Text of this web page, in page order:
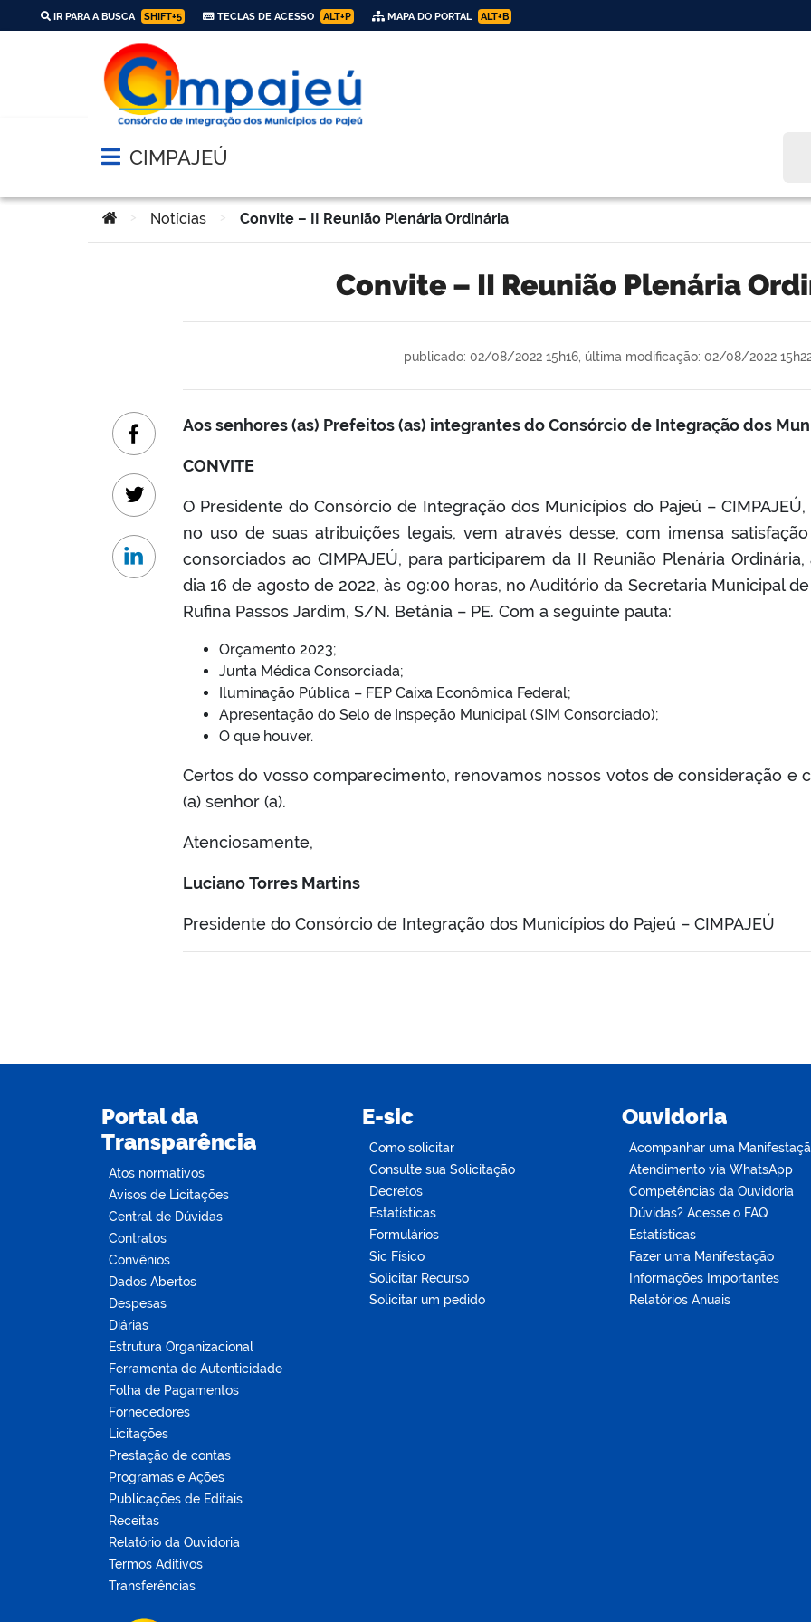
IR PARA A BUSCA SHIFT+5 TECLAS DE ACESSO ALT+P MAPA DO PORTAL ALT+B
Abrir menu principal de navegação
CIMPAJEÚ
Você está aqui:
> Notícias > Convite – II Reunião Plenária Ordinária
Convite – II Reunião Plenária
publicado: 02/08/2022 15h16, última modificação: 02/08/2022
Aos senhores (as) Prefeitos (as) integrantes do Consórcio de Integração dos
CONVITE
O Presidente do Consórcio de Integração dos Municípios do Pajeú –
no uso de suas atribuições legais, vem através desse, com imensa
consorciados ao CIMPAJEÚ, para participarem da II Reunião Plenária
dia 16 de agosto de 2022, às 09:00 horas, no Auditório da Secretaria Municipal
Rufina Passos Jardim, S/N. Betânia – PE. Com a seguinte pauta:
Orçamento 2023;
Junta Médica Consorciada;
Iluminação Pública – FEP Caixa Econômica Federal;
Apresentação do Selo de Inspeção Municipal (SIM Consorciado);
O que houver.
Certos do vosso comparecimento, renovamos nossos votos de consideração e
(a) senhor (a).
Atenciosamente,
Luciano Torres Martins
Presidente do Consórcio de Integração dos Municípios do Pajeú – CIMPAJEÚ
Facebook
Twitter
Linkedin
Portal da
Transparência
Atos normativos
Avisos de Licitações
Central de Dúvidas
Contratos
Convênios
Dados Abertos
Despesas
Diárias
Estrutura Organizacional
Ferramenta de Autenticidade
Folha de Pagamentos
Fornecedores
Licitações
Prestação de contas
Programas e Ações
Publicações de Editais
Receitas
Relatório da Ouvidoria
Termos Aditivos
Transferências
E-sic
Como solicitar
Consulte sua Solicitação
Decretos
Estatísticas
Formulários
Sic Físico
Solicitar Recurso
Solicitar um pedido
Ouvidoria
Acompanhar uma
Atendimento via WhatsApp
Competências da Ouvidoria
Dúvidas? Acesse o FAQ
Estatísticas
Fazer uma Manifestação
Informações Importantes
Relatórios Anuais